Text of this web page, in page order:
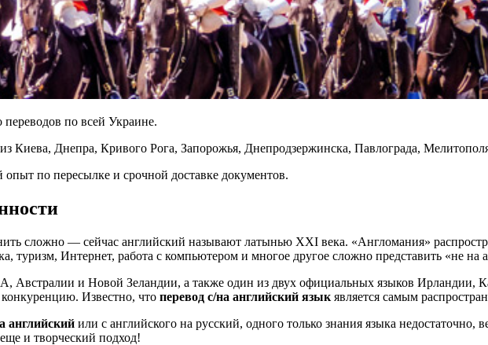
по всей Украине.
Киева, Днепра, Кривого Рога, Запорожья, Днепродзержинска, Павлограда,
по пересылке и срочной доставке документов.
сложно — сейчас английский называют латынью XXI века. «Англомания»
Интернет, работа с компьютером и многое другое сложно представить «не на
и Новой Зеландии, а также один из двух официальных языков Ирландии,
Известно, что перевод с/на английский язык является самым
английский или с английского на русский, одного только знания языка недостаточно,
и творческий подход!